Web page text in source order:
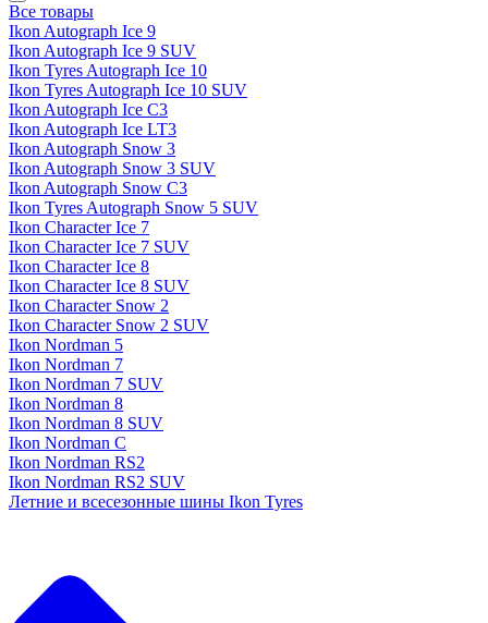
Все товары
Ikon Autograph Ice 9
Ikon Autograph Ice 9 SUV
Ikon Tyres Autograph Ice 10
Ikon Tyres Autograph Ice 10 SUV
Ikon Autograph Ice C3
Ikon Autograph Ice LT3
Ikon Autograph Snow 3
Ikon Autograph Snow 3 SUV
Ikon Autograph Snow C3
Ikon Tyres Autograph Snow 5 SUV
Ikon Character Ice 7
Ikon Character Ice 7 SUV
Ikon Character Ice 8
Ikon Character Ice 8 SUV
Ikon Character Snow 2
Ikon Character Snow 2 SUV
Ikon Nordman 5
Ikon Nordman 7
Ikon Nordman 7 SUV
Ikon Nordman 8
Ikon Nordman 8 SUV
Ikon Nordman C
Ikon Nordman RS2
Ikon Nordman RS2 SUV
Летние и всесезонные шины Ikon Tyres